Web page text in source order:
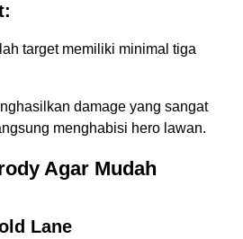
target memiliki minimal tiga
damage yang sangat
menghabisi hero lawan.
Agar Mudah
Lane